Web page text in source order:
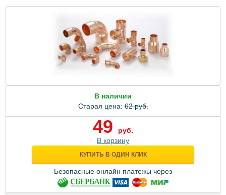
В наличии
Старая цена:62 руб.
49
руб.
В корзину
КУПИТЬ В ОДИН КЛИК
Безопасные онлайн платежы через